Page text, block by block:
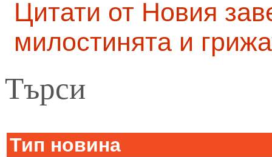
Цитати от Новия
милостинята и
Търси
Тип новина